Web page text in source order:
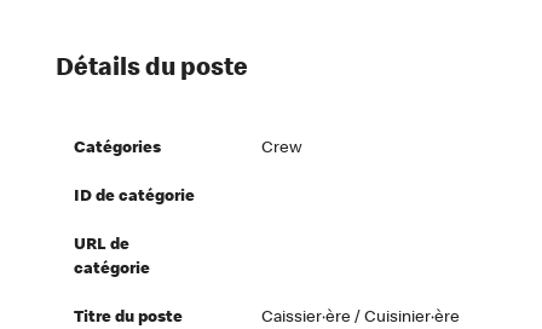
Détails du poste
Catégories Crew
ID de catégorie
URL de
catégorie
Titre du poste
Caissier·ère / Cuisinier·ère